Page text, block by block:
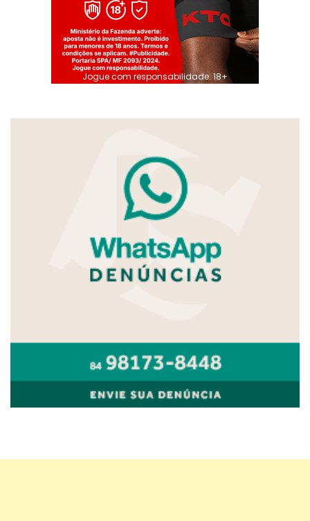
Jogue com responsabilidade. 18+